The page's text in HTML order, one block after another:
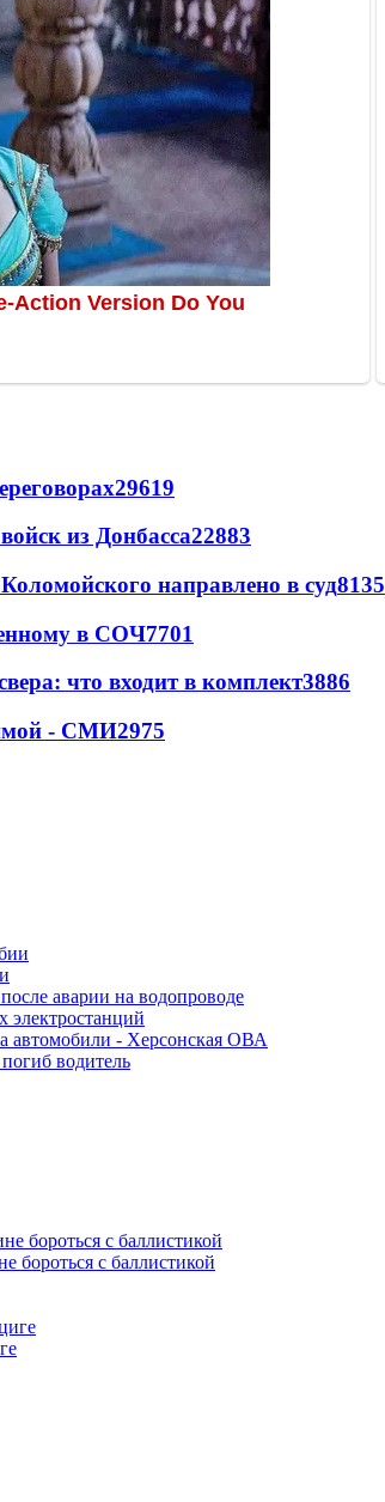
29619
из Донбасса22883
направлено в суд8135
в СОЧ7701
что входит в комплект3886
- СМИ2975
аварии на водопроводе
электростанций
автомобили - Херсонская ОВА
водитель
бороться с баллистикой